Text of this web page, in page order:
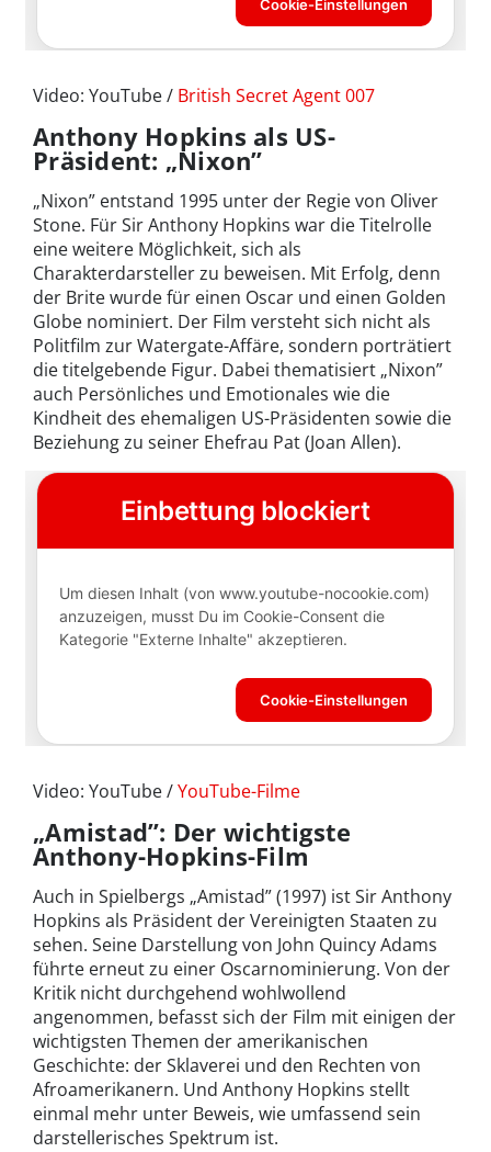
Video: YouTube / British Secret Agent 007
Anthony Hopkins als US-
Präsident: „Nixon”
„Nixon” entstand 1995 unter der Regie von Oliver
Stone. Für Sir Anthony Hopkins war die Titelrolle
eine weitere Möglichkeit, sich als
Charakterdarsteller zu beweisen. Mit Erfolg, denn
der Brite wurde für einen Oscar und einen Golden
Globe nominiert. Der Film versteht sich nicht als
Politfilm zur Watergate-Affäre, sondern porträtiert
die titelgebende Figur. Dabei thematisiert „Nixon”
auch Persönliches und Emotionales wie die
Kindheit des ehemaligen US-Präsidenten sowie die
Beziehung zu seiner Ehefrau Pat (Joan Allen).
Video: YouTube /YouTube-Filme
„Amistad”: Der wichtigste
Anthony-Hopkins-Film
Auch in Spielbergs „Amistad” (1997) ist Sir Anthony
Hopkins als Präsident der Vereinigten Staaten zu
sehen. Seine Darstellung von John Quincy Adams
führte erneut zu einer Oscarnominierung. Von der
Kritik nicht durchgehend wohlwollend
angenommen, befasst sich der Film mit einigen der
wichtigsten Themen der amerikanischen
Geschichte: der Sklaverei und den Rechten von
Afroamerikanern. Und Anthony Hopkins stellt
einmal mehr unter Beweis, wie umfassend sein
darstellerisches Spektrum ist.